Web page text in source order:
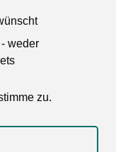
weder
zu.